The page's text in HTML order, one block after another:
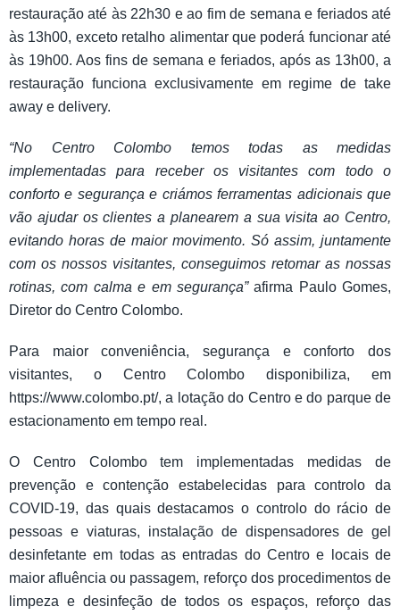
restauração até às 22h30 e ao fim de semana e feriados até
às 13h00, exceto retalho alimentar que poderá funcionar até
às 19h00. Aos fins de semana e feriados, após as 13h00, a
restauração funciona exclusivamente em regime de take
away e delivery.
“No Centro Colombo temos todas as medidas
implementadas para receber os visitantes com todo o
conforto e segurança e criámos ferramentas adicionais que
vão ajudar os clientes a planearem a sua visita ao Centro,
evitando horas de maior movimento. Só assim, juntamente
com os nossos visitantes, conseguimos retomar as nossas
rotinas, com calma e em segurança”afirma Paulo Gomes,
Diretor do Centro Colombo.
Para maior conveniência, segurança e conforto dos
visitantes, o Centro Colombo disponibiliza, em
https://www.colombo.pt/, a lotação do Centro e do parque de
estacionamento em tempo real.
O Centro Colombo tem implementadas medidas de
prevenção e contenção estabelecidas para controlo da
COVID-19, das quais destacamos o controlo do rácio de
pessoas e viaturas, instalação de dispensadores de gel
desinfetante em todas as entradas do Centro e locais de
maior afluência ou passagem, reforço dos procedimentos de
limpeza e desinfeção de todos os espaços, reforço das